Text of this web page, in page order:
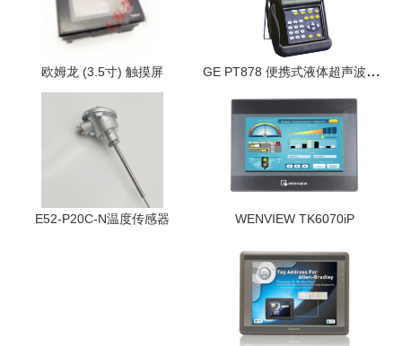
欧姆龙 (3.5寸) 触摸屏 GE PT878 便携式液体超声波流量计
E52-P20C-N温度传感器 WENVIEW TK6070iP